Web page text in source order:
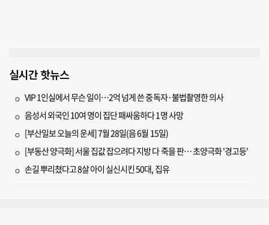
실시간 핫뉴스
VIP 1인실에서 무슨 일이…2억 넘게 쓴 중독자·불법촬영한 의사
음성서 외국인 10여 명이 집단 패싸움하다 1명 사망
[부산일보 오늘의 운세] 7월 28일(음 6월 15일)
[부동산 양극화] 서울 집값 잡으려다 지방 다 죽을 판… 초양극화 '경고등'
손길 뿌리쳤다고 8살 아이 실신시킨 50대, 집유